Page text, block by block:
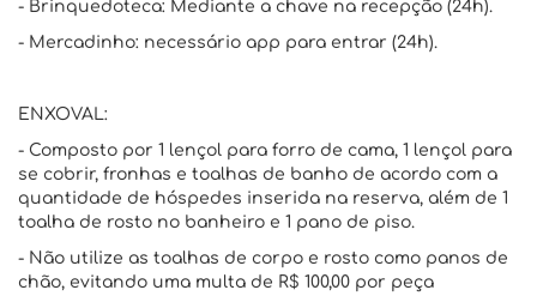
- Brinquedoteca: Mediante a chave na recepção (24h).
- Mercadinho: necessário app para entrar (24h).
ENXOVAL:
- Composto por 1 lençol para forro de cama, 1 lençol para
se cobrir, fronhas e toalhas de banho de acordo com a
quantidade de hóspedes inserida na reserva, além de 1
toalha de rosto no banheiro e 1 pano de piso.
- Não utilize as toalhas de corpo e rosto como panos de
chão, evitando uma multa de R$ 100,00 por peça